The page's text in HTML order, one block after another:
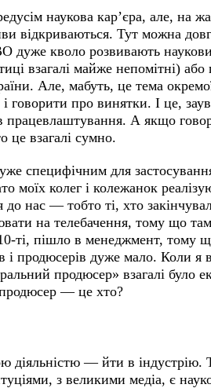
наукова кар’єра, але, на
відкриваються. Тут можна
дуже кволо розвивають
взагалі майже непомітні)
Але, мабуть, це тема
говорити про винятки. І це,
працевлаштування. А якщо
це взагалі сумно.
специфічним для
моїх колег і колежанок
нас — тобто ті, хто
на телебачення, тому що
ті, пішло в менеджмент, тому
і продюсерів дуже мало. Коли я
продюсер» взагалі було
— це хто?
діяльністю — йти в індустрію.
з великими медіа, є